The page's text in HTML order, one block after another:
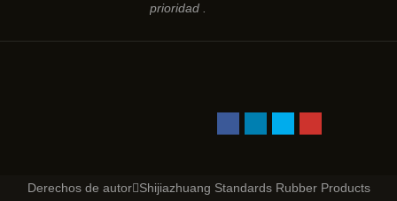
prioridad .
Derechos de autor Shijiazhuang Standards Rubber Products